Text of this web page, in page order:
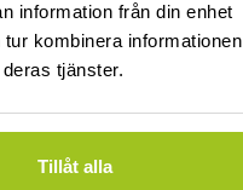
information från din enhet
kombinera informationen
tjänster.
Tillåt alla
By Sofia Wistam
Love Actually -